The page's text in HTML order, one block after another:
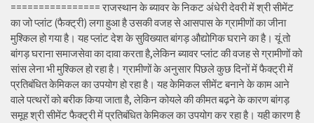
================ राजस्थान के ब्यावर के निकट अंधेरी देवरी में श्री सीमेंट
का जो प्लांट (फैक्ट्री) लगा हुआ है उसकी वजह से आसपास के ग्रामीणों का जीना
मुश्किल हो गया है। यह प्लांट देश के सुविख्यात बांगड़ औद्योगिक घराने का है। यूं तो
बांगड़ घराना समाजसेवा का दावा करता है,लेकिन ब्यावर प्लांट की वजह से ग्रामीणों को
सांस लेना भी मुश्किल हो रहा है। ग्रामीणों के अनुसार पिछले कुछ दिनों में फैक्ट्री में
प्रतिबंधित केमिकल का उपयोग हो रहा है। यह केमिकल सीमेंट बनाने के काम आने
वाले पत्थरों को बरीक किया जाता है, लेकिन कोयले की कीमत बढ़ने के कारण बांगड़
समूह श्री सीमेंट फैक्ट्री में प्रतिबंधित केमिकल का उपयोग कर रहा है। यही कारण है